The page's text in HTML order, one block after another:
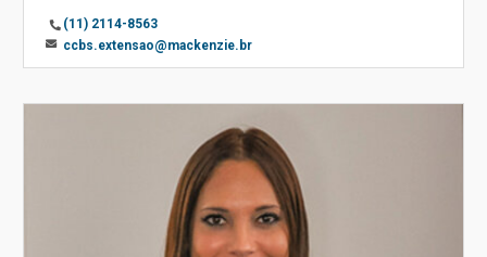
(11) 2114-8563
ccbs.extensao@mackenzie.br